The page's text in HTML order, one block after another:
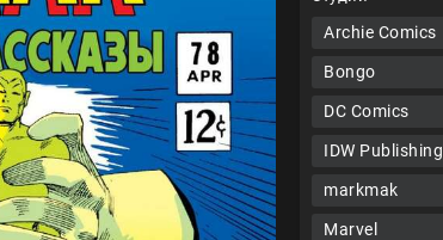
Archie Comics
Bongo
DC Comics
IDW Publishing
markmak
Marvel